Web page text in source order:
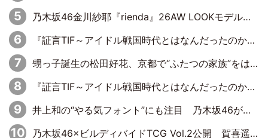
乃木坂46金川紗耶『rienda』26AW LOOKモデルに就任
『証言TIF～アイドル戦国時代とはなんだったのか～』第11回：私立恵比寿中学・真山りか×安本彩花「TIFで10年ぶりのキョンシーメイクをしたら、場を完全に引かせてしまって。時代が変わったんだなって」
甥っ子誕生の松田好花、京都で“ふたつの家族”をはしご！ “母”黒谷友香に見送られ、“父”松岡昌宏とはハシゴ酒
『証言TIF～アイドル戦国時代とはなんだったのか～』第10回：さくら学院・武藤彩未×飯田らうら「正直、中3で辞めるというのを信じてなくて。そう言われてはいたけど、嘘でしょって」
井上和の“やる気フォント”にも注目 乃木坂46が挑んだ書道パフォーマンスの舞台裏
乃木坂46×ビルディバイドTCG Vol.2公開 賀喜遥香＆田村真佑が『京まふ』ステージに登壇